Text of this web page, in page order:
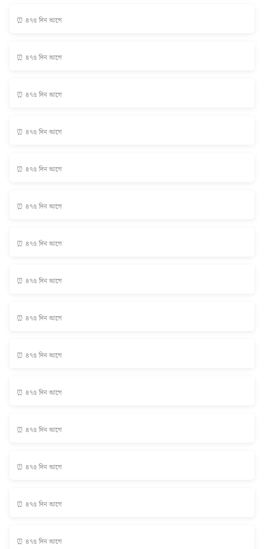
⏰ ৪৭৫ দিন আগে
⏰ ৪৭৫ দিন আগে
⏰ ৪৭৫ দিন আগে
⏰ ৪৭৫ দিন আগে
⏰ ৪৭৫ দিন আগে
⏰ ৪৭৫ দিন আগে
⏰ ৪৭৫ দিন আগে
⏰ ৪৭৫ দিন আগে
⏰ ৪৭৫ দিন আগে
⏰ ৪৭৫ দিন আগে
⏰ ৪৭৫ দিন আগে
⏰ ৪৭৫ দিন আগে
⏰ ৪৭৫ দিন আগে
⏰ ৪৭৫ দিন আগে
⏰ ৪৭৫ দিন আগে